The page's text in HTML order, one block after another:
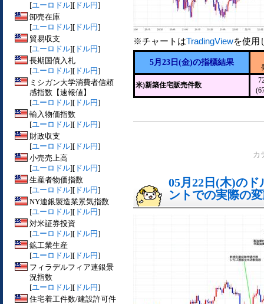
[ユーロドル][ ドル円]
卸売在庫
[ユーロドル][ ドル円]
貿易収支
[ユーロドル][ ドル円]
長期国債入札
[ユーロドル][ ドル円]
ミシガン大学消費者信頼
感指数【速報値】
[ユーロドル][ ドル円]
輸入物価指数
[ユーロドル][ ドル円]
財政収支
[ユーロドル][ ドル円]
小売売上高
[ユーロドル][ ドル円]
生産者物価指数
[ユーロドル][ ドル円]
NY連銀製造業景気指数
[ユーロドル][ ドル円]
対米証券投資
[ユーロドル][ ドル円]
鉱工業生産
[ユーロドル][ ドル円]
フィラデルフィア連銀景
況指数
[ユーロドル][ ドル円]
住宅着工件数/建設許可件
※チャートはTradingViewを使用
5月23日(金)の指標結果
米)新築住宅販売件数
カ
05月22日(木)の
ントでの実際の